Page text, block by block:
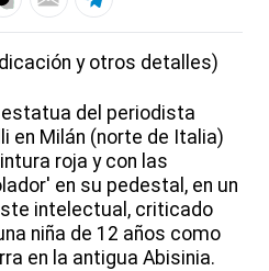
y otros detalles)
estatua del periodista
en Milán (norte de Italia)
roja y con las
en su pedestal, en un
intelectual, criticado
niña de 12 años como
en la antigua Abisinia.